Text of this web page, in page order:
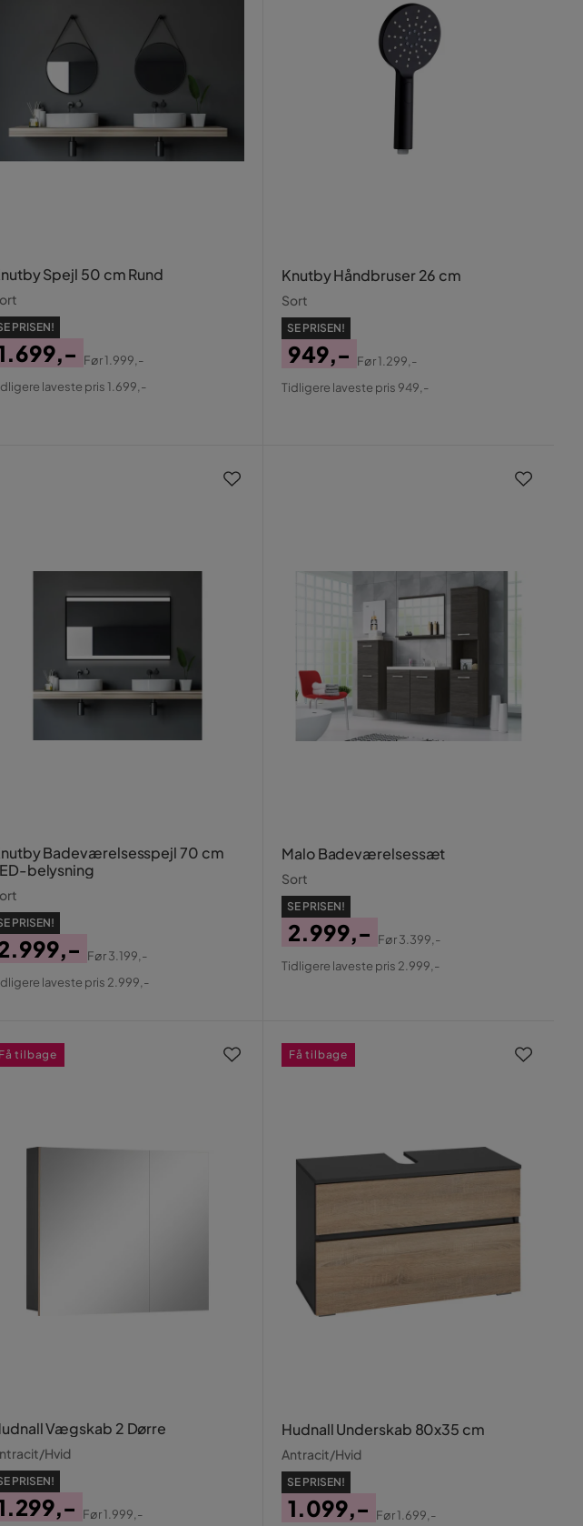
Spejl 50 cm Rund
PRISEN!
Før1.999,-
laveste pris 1.699,-
Knutby Håndbruser 26 cm
Sort
SE PRISEN!
Pris
949,-
Original
Før1.299,-
Tidligere laveste pris 949,-
Badeværelsesspejl 70 cm
belysning
PRISEN!
Før3.199,-
laveste pris 2.999,-
Malo Badeværelsessæt
Sort
SE PRISEN!
Pris
2.999,-
Original
Før3.399,-
Tidligere laveste pris 2.999,-
Vægskab 2 Dørre
Hvid
PRISEN!
Før1.999,-
Få tilbage
Hudnall Underskab 80x35 cm
Antracit/Hvid
SE PRISEN!
1.099,-
Før1.699,-
Få tilbage